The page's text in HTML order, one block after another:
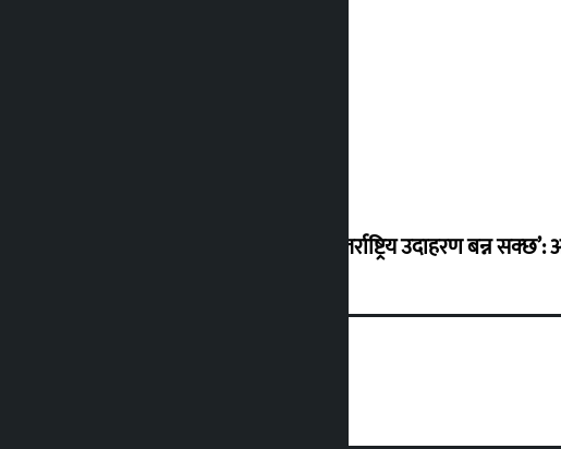
‘करदाता प्रोत्साहन कार्यक्रम सफल भए अन्तर्राष्ट्रिय उदाहरण बन्न सक्छ’: